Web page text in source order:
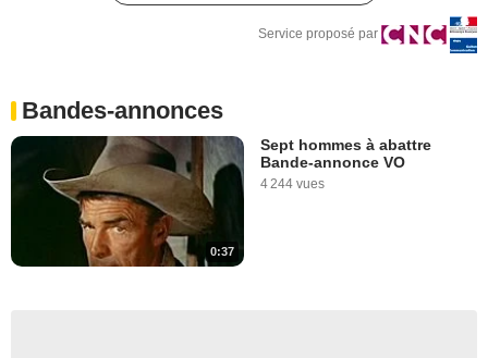
Service proposé par
Bandes-annonces
0:37
Sept hommes à abattre
Bande-annonce VO
4 244 vues